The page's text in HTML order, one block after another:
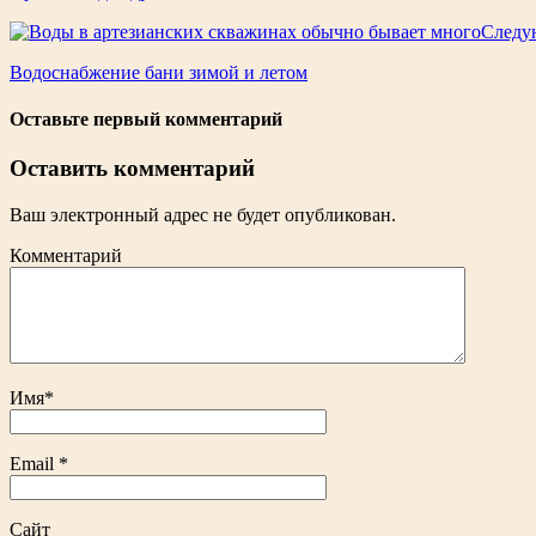
Водоснабжение бани зимой и летом
Оставьте первый комментарий
Оставить комментарий
Ваш электронный адрес не будет опубликован.
Комментарий
Имя*
Email *
Сайт